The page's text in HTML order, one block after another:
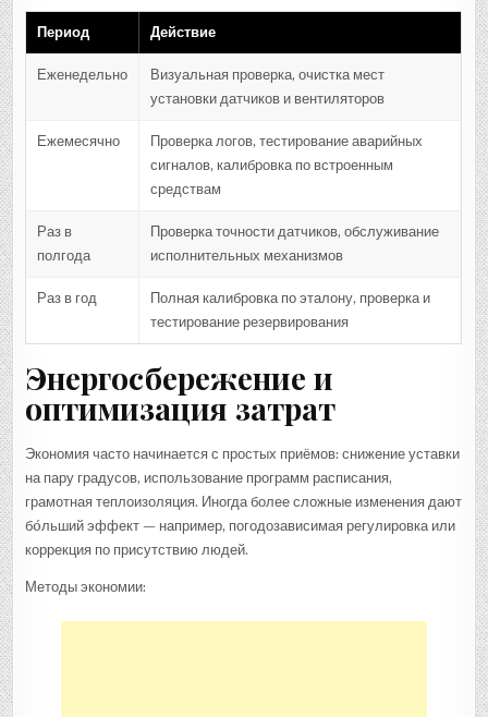
Период Действие
Еженедельно
Визуальная проверка, очистка мест
установки датчиков и вентиляторов
Ежемесячно
Проверка логов, тестирование аварийных
сигналов, калибровка по встроенным
средствам
Раз в
полгода
Проверка точности датчиков, обслуживание
исполнительных механизмов
Раз в год
Полная калибровка по эталону, проверка и
тестирование резервирования
Энергосбережение и
оптимизация затрат
Экономия часто начинается с простых приёмов: снижение уставки
на пару градусов, использование программ расписания,
грамотная теплоизоляция. Иногда более сложные изменения дают
бóльший эффект — например, погодозависимая регулировка или
коррекция по присутствию людей.
Методы экономии: